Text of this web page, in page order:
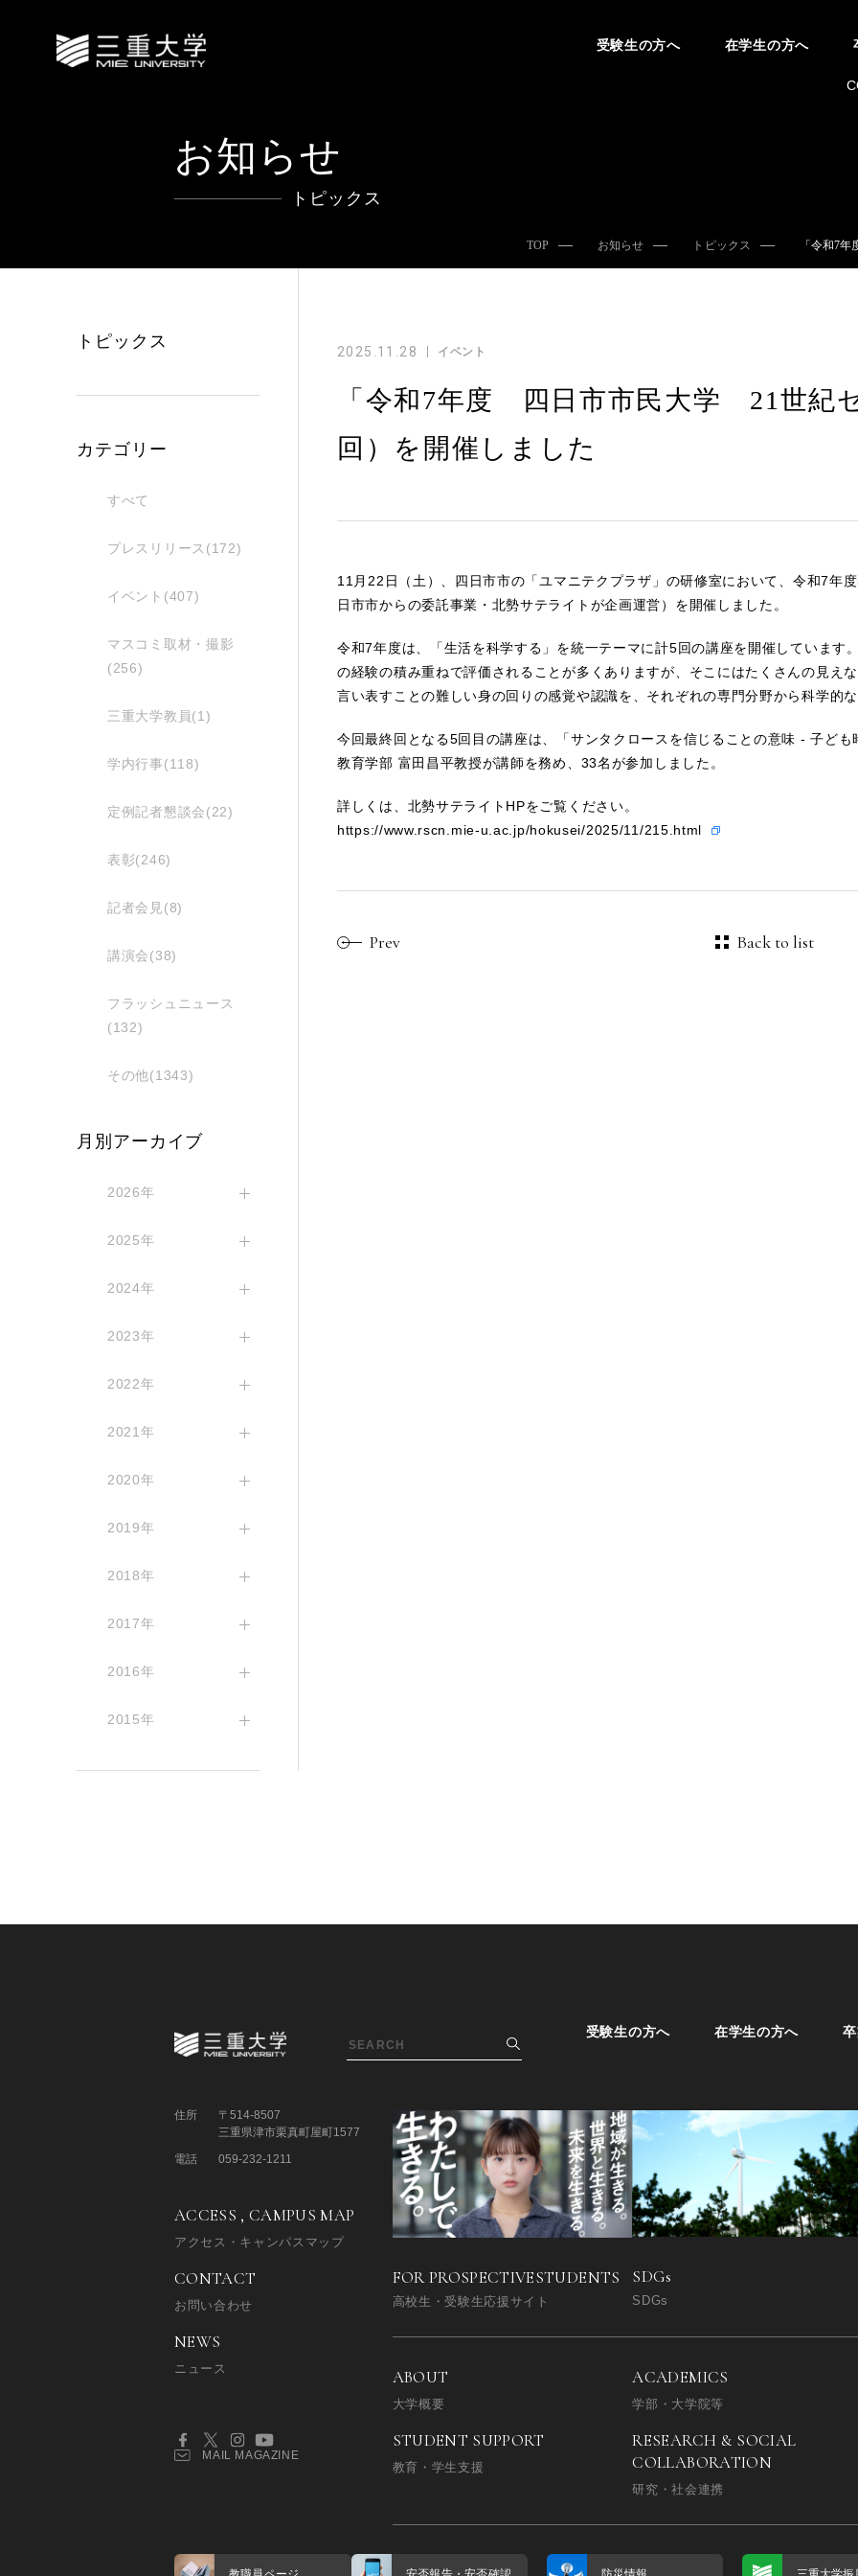
受験生の方へ 在学生の方へ
お知らせ
トピックス
TOP お知らせ トピックス 「令和7
2025.11.28 イベント
「令和7年度 四日市市民大学 21世紀
回）を開催しました
11月22日（土）、四日市市の「ユマニテクプラザ」の研修室において、令和7年
日市市からの委託事業・北勢サテライトが企画運営）を開催しました。
令和7年度は、「生活を科学する」を統一テーマに計5回の講座を開催しています
の経験の積み重ねで評価されることが多くありますが、そこにはたくさんの見え
言い表すことの難しい身の回りの感覚や認識を、それぞれの専門分野から科学的
今回最終回となる5回目の講座は、「サンタクロースを信じることの意味 - 子ど
教育学部 富田昌平教授が講師を務め、33名が参加しました。
詳しくは、北勢サテライトHPをご覧ください。
https://www.rscn.mie-u.ac.jp/hokusei/2025/11/215.html
Prev Back to list
トピックス
カテゴリー
すべて
プレスリリース(172)
イベント(407)
マスコミ取材・撮影
(256)
三重大学教員(1)
学内行事(118)
定例記者懇談会(22)
表彰(246)
記者会見(8)
講演会(38)
フラッシュニュース
(132)
その他(1343)
月別アーカイブ
2026年
2025年
2024年
2023年
2022年
2021年
2020年
2019年
2018年
2017年
2016年
2015年
受験生の方へ 在学生の方へ
FOR PROSPECTIVESTUDENTS
高校生・受験生応援サイト
SDGs
SDGs
ABOUT
大学概要
ACADEMICS
学部・大学院等
STUDENT SUPPORT
教育・学生支援
RESEARCH & SOCIAL
COLLABORATION
研究・社会連携
住所
〒514-8507
三重県津市栗真町屋町1577
電話
059-232-1211
ACCESS , CAMPUS MAP
アクセス・キャンパスマップ
CONTACT
お問い合わせ
NEWS
ニュース
MAIL MAGAZINE